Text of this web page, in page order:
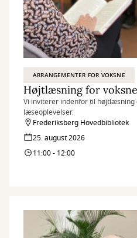
ARRANGEMENTER FOR VOKSNE
Højtlæsning for voksne
Vi inviterer indenfor til
læseoplevelser.
Frederiksberg Hovedbibliotek
25. august 2026
11:00 - 12:00